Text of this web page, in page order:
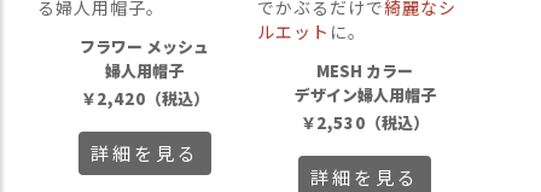
る婦人用帽子。
フラワー メッシュ
婦人用帽子
￥2,420 （税込）
詳細を見る
でかぶるだけで綺麗なシ
ルエット に。
MESH カラー
デザイン婦人用帽子
￥2,530 （税込）
詳細を見る